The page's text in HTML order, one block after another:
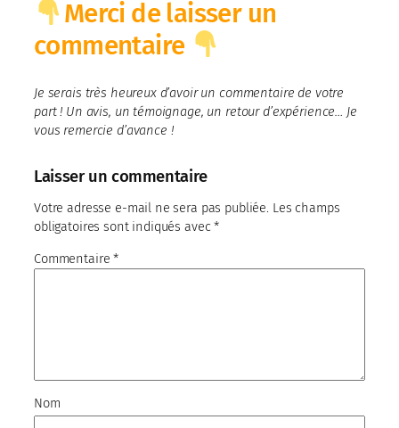
Merci de laisser un
commentaire
Je serais très heureux d’avoir un commentaire de votre
part ! Un avis, un témoignage, un retour d’expérience… Je
vous remercie d’avance !
Laisser un commentaire
Votre adresse e-mail ne sera pas publiée. Les champs
obligatoires sont indiqués avec*
Commentaire*
Nom